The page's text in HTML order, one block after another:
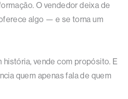
O vendedor deixa de
algo — e se torna um
história, vende com propósito. E
quem apenas fala de quem